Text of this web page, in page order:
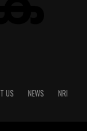
US NEWS NRI